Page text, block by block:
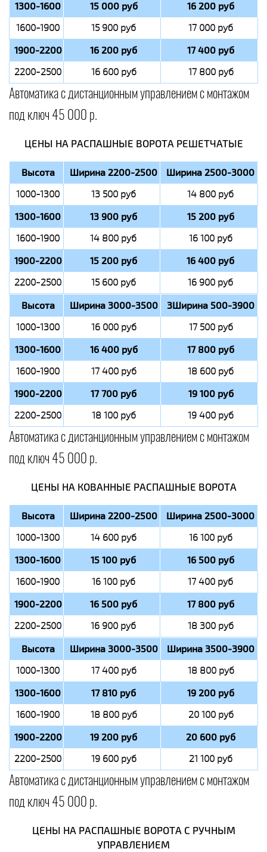
1300-1600 15 000 руб 16 200 руб
1600-1900 15 900 руб 17 000 руб
1900-2200 16 200 руб 17 400 руб
2200-2500 16 600 руб 17 800 руб
Автоматика с дистанционным управлением с монтажом
под ключ 45 000 р.
ЦЕНЫ НА РАСПАШНЫЕ ВОРОТА РЕШЕТЧАТЫЕ
Высота Ширина 2200-2500 Ширина 2500-3000
1000-1300 13 500 руб 14 800 руб
1300-1600 13 900 руб 15 200 руб
1600-1900 14 800 руб 16 100 руб
1900-2200 15 200 руб 16 400 руб
2200-2500 15 600 руб 16 900 руб
Высота Ширина 3000-3500 3Ширина 500-3900
1000-1300 16 000 руб 17 500 руб
1300-1600 16 400 руб 17 800 руб
1600-1900 17 400 руб 18 600 руб
1900-2200 17 700 руб 19 100 руб
2200-2500 18 100 руб 19 400 руб
Автоматика с дистанционным управлением с монтажом
под ключ 45 000 р.
ЦЕНЫ НА КОВАННЫЕ РАСПАШНЫЕ ВОРОТА
Высота Ширина 2200-2500 Ширина 2500-3000
1000-1300 14 600 руб 16 100 руб
1300-1600 15 100 руб 16 500 руб
1600-1900 16 100 руб 17 400 руб
1900-2200 16 500 руб 17 800 руб
2200-2500 16 900 руб 18 300 руб
Высота Ширина 3000-3500 Ширина 3500-3900
1000-1300 17 400 руб 18 800 руб
1300-1600 17 810 руб 19 200 руб
1600-1900 18 800 руб 20 100 руб
1900-2200 19 200 руб 20 600 руб
2200-2500 19 600 руб 21 100 руб
Автоматика с дистанционным управлением с монтажом
под ключ 45 000 р.
ЦЕНЫ НА РАСПАШНЫЕ ВОРОТА С РУЧНЫМ
УПРАВЛЕНИЕМ